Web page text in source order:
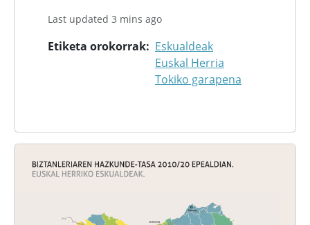
Last updated 3 mins ago
Etiketa orokorrak
Eskualdeak
Euskal Herria
Tokiko garapena